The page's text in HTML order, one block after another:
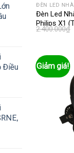
Điều
ĐÈN LED
Đèn Led
Philips X1
2.400.000₫
Giảm giá!